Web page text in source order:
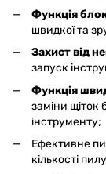
Функція
швидкої та
Захист від
запуск
Функція
заміни щіток
інструменту;
Ефективне
кількості